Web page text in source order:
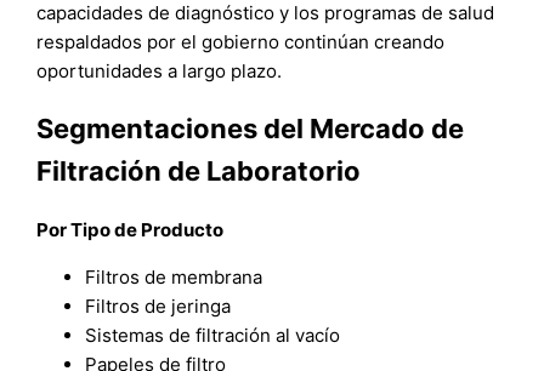
capacidades de diagnóstico y los programas de salud
respaldados por el gobierno continúan creando
oportunidades a largo plazo.
Segmentaciones del Mercado de
Filtración de Laboratorio
Por Tipo de Producto
Filtros de membrana
Filtros de jeringa
Sistemas de filtración al vacío
Papeles de filtro